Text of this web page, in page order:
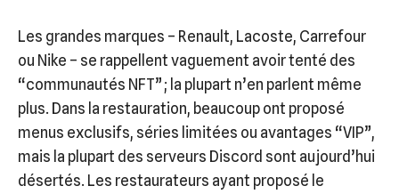
Les grandes marques – Renault, Lacoste, Carrefour
ou Nike – se rappellent vaguement avoir tenté des
“communautés NFT” ; la plupart n’en parlent même
plus. Dans la restauration, beaucoup ont proposé
menus exclusifs, séries limitées ou avantages “VIP”,
mais la plupart des serveurs Discord sont aujourd’hui
désertés. Les restaurateurs ayant proposé le